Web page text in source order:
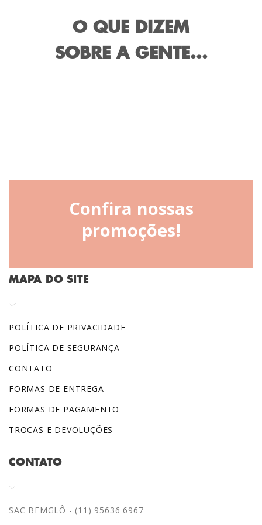
O QUE DIZEM
SOBRE A GENTE...
Confira nossas
promoções!
MAPA DO SITE
POLÍTICA DE PRIVACIDADE
POLÍTICA DE SEGURANÇA
CONTATO
FORMAS DE ENTREGA
FORMAS DE PAGAMENTO
TROCAS E DEVOLUÇÕES
CONTATO
SAC BEMGLÔ - (11) 95636 6967